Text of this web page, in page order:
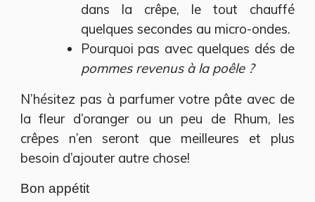
dans la crêpe, le tout chauffé
quelques secondes au micro-ondes.
Pourquoi pas avec quelques dés de
pommes revenus à la poêle ?
N’hésitez pas à parfumer votre pâte avec de
la fleur d’oranger ou un peu de Rhum, les
crêpes n’en seront que meilleures et plus
besoin d’ajouter autre chose!
Bon appétit